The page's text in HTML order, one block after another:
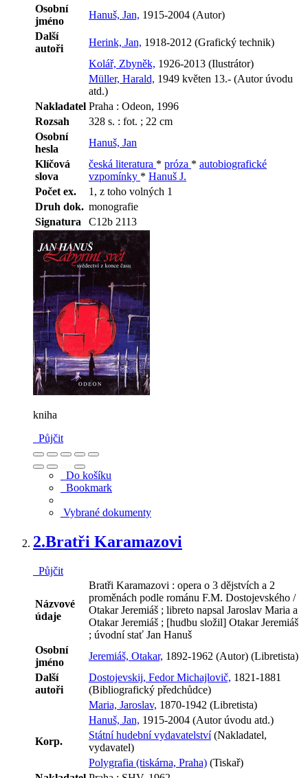
Osobní
jméno
Hanuš, Jan, 1915-2004 (Autor)
Další
autoři
Herink, Jan, 1918-2012 (Grafický technik)
Kolář, Zbyněk, 1926-2013 (Ilustrátor)
Müller, Harald, 1949 květen 13.- (Autor úvodu
atd.)
Nakladatel Praha : Odeon, 1996
Rozsah
328 s. : fot. ; 22 cm
Osobní
hesla
Hanuš, Jan
Klíčová
slova
česká literatura * próza * autobiografické
vzpomínky * Hanuš J.
Počet ex.
1, z toho volných 1
Druh dok. monografie
Signatura
C12b 2113
kniha
Půjčit
Do košíku
Bookmark
Vybrané dokumenty
2.Bratři Karamazovi
Půjčit
Názvové
údaje
Bratři Karamazovi : opera o 3 dějstvích a 2
proměnách podle románu F.M. Dostojevského /
Otakar Jeremiáš ; libreto napsal Jaroslav Maria a
Otakar Jeremiáš ; [hudbu složil] Otakar Jeremiáš
; úvodní stať Jan Hanuš
Osobní
jméno
Jeremiáš, Otakar, 1892-1962 (Autor) (Libretista)
Další
autoři
Dostojevskij, Fedor Michajlovič, 1821-1881
(Bibliografický předchůdce)
Maria, Jaroslav, 1870-1942 (Libretista)
Hanuš, Jan, 1915-2004 (Autor úvodu atd.)
Korp.
Státní hudební vydavatelství(Nakladatel,
vydavatel)
Polygrafia (tiskárna, Praha) (Tiskař)